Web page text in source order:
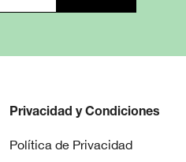
Privacidad y Condiciones
Política de Privacidad